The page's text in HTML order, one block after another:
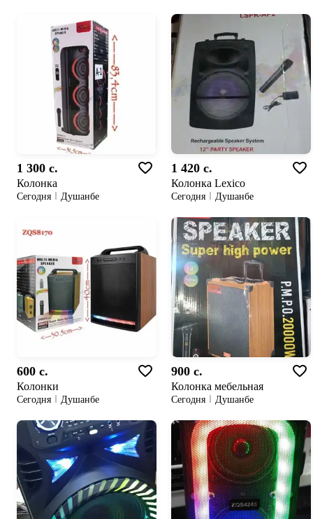
1 300 c.
Колонка
Сегодня Душанбе
1 420 c.
Колонка Lexico
Сегодня Душанбе
600 c.
Колонки
Сегодня Душанбе
900 c.
Колонка мебельная
Сегодня Душанбе